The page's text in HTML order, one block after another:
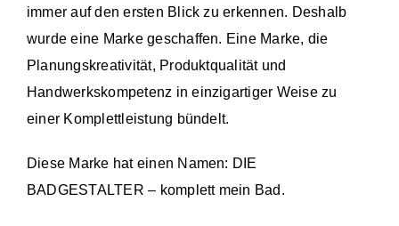
immer auf den ersten Blick zu erkennen. Deshalb
wurde eine Marke geschaffen. Eine Marke, die
Planungskreativität, Produktqualität und
Handwerkskompetenz in einzigartiger Weise zu
einer Komplettleistung bündelt.
Diese Marke hat einen Namen: DIE
BADGESTALTER – komplett mein Bad.